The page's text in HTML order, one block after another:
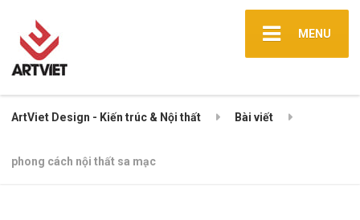
MENU
ArtViet Design - Kiến trúc & Nội thất Bài viết
phong cách nội thất sa mạc